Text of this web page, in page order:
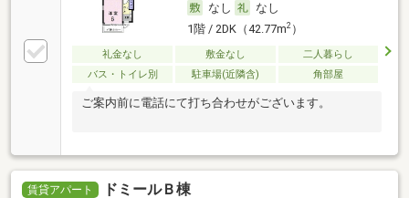
なし
なし
1階 / 2DK（42.77m2）
礼金なし 敷金なし
二人暮らし
バス・トイレ別
駐車場(近隣含) 角部屋
ご案内前に電話にて打ち合わせがございます。
賃貸アパート ドミールＢ棟